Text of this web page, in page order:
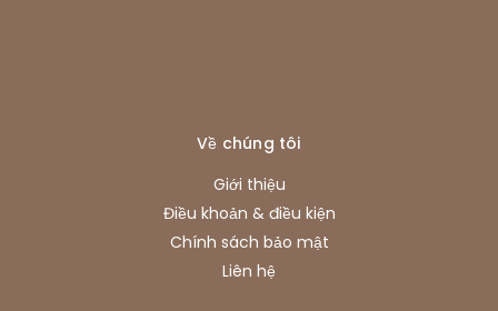
Về chúng tôi
Giới thiệu
Điều khoản & điều kiện
Chính sách bảo mật
Liên hệ